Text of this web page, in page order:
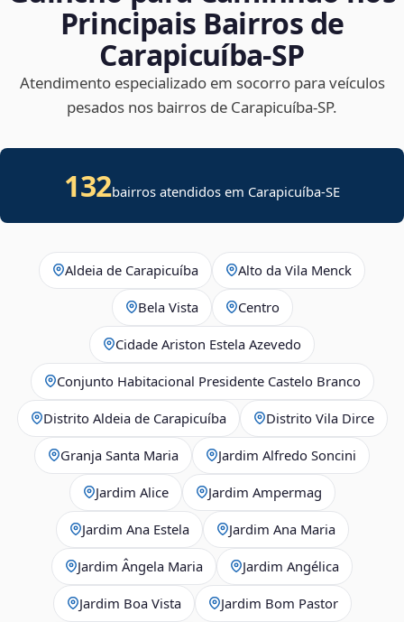
Principais Bairros de
Carapicuíba‑SP
Atendimento especializado em socorro para veículos
pesados nos bairros de Carapicuíba‑SP.
132bairros atendidos em Carapicuíba-SE
Aldeia de Carapicuíba Alto da Vila Menck
Bela Vista Centro
Cidade Ariston Estela Azevedo
Conjunto Habitacional Presidente Castelo Branco
Distrito Aldeia de Carapicuíba Distrito Vila Dirce
Granja Santa Maria Jardim Alfredo Soncini
Jardim Alice Jardim Ampermag
Jardim Ana Estela Jardim Ana Maria
Jardim Ângela Maria Jardim Angélica
Jardim Boa Vista Jardim Bom Pastor